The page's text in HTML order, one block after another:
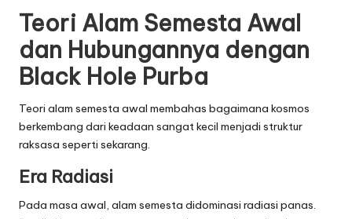
Teori Alam Semesta Awal
dan Hubungannya dengan
Black Hole Purba
Teori alam semesta awal membahas bagaimana kosmos
berkembang dari keadaan sangat kecil menjadi struktur
raksasa seperti sekarang.
Era Radiasi
Pada masa awal, alam semesta didominasi radiasi panas.